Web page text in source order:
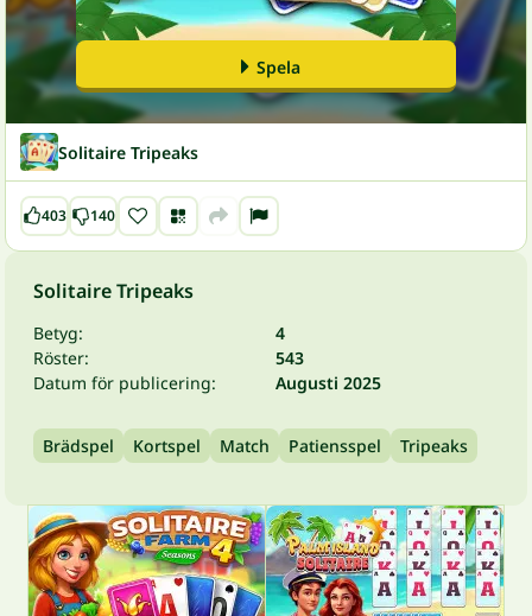
Spela
Solitaire Tripeaks
403 140
Solitaire Tripeaks
Betyg:
4
Röster:
543
Datum för publicering:
Augusti 2025
Brädspel Kortspel Match Patiensspel Tripeaks